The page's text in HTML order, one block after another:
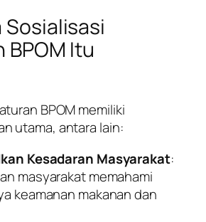
Sosialisasi
BPOM Itu
BPOM memiliki
utama, antara lain:
Kesadaran Masyarakat:
masyarakat memahami
keamanan makanan dan